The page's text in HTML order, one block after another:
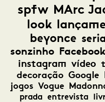
spfw MArc
look
beyonce
sonzinho Facebook
instagram vídeo
decoração Google
jogos Vogue
prada entrevista